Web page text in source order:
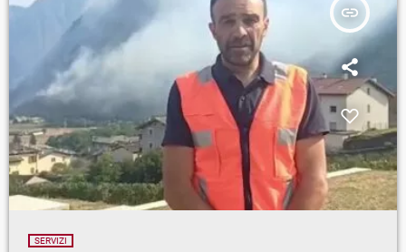
insert_link
SERVIZI